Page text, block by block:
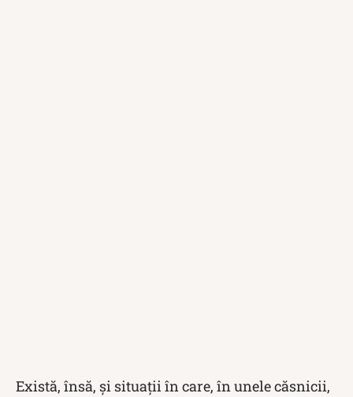
Există, însă, și situații în care, în unele căsnicii,